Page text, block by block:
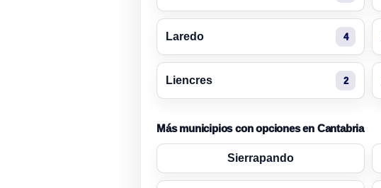
Laredo 4
Liencres 2
Más municipios con opciones en Cantabria
Sierrapando